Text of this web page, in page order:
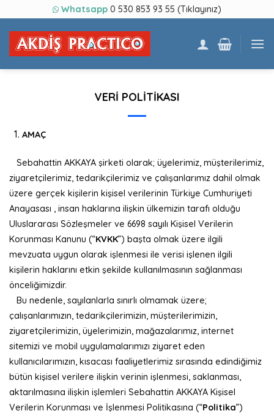
to
content
Whatsapp 0 530 853 93 55 (Tıklayınız)
VERİ POLİTİKASI
AMAÇ
Sebahattin AKKAYA şirketi olarak; üyelerimiz, müşterilerimiz,
ziyaretçilerimiz, tedarikçilerimiz ve çalışanlarımız dahil olmak
üzere gerçek kişilerin kişisel verilerinin Türkiye Cumhuriyeti
Anayasası , insan haklarına ilişkin ülkemizin tarafı olduğu
Uluslararası Sözleşmeler ve 6698 sayılı Kişisel Verilerin
Korunması Kanunu (“KVKK”) başta olmak üzere ilgili
mevzuata uygun olarak işlenmesi ile verisi işlenen ilgili
kişilerin haklarını etkin şekilde kullanılmasının sağlanması
önceliğimizdir.
Bu nedenle, sayılanlarla sınırlı olmamak üzere;
çalışanlarımızın, tedarikçilerimizin, müşterilerimizin,
ziyaretçilerimizin, üyelerimizin, mağazalarımız, internet
sitemizi ve mobil uygulamalarımızı ziyaret eden
kullanıcılarımızın, kısacası faaliyetlerimiz sırasında edindiğimiz
bütün kişisel verilere ilişkin verinin işlenmesi, saklanması,
aktarılmasına ilişkin işlemleri Sebahattin AKKAYA Kişisel
Verilerin Korunması ve İşlenmesi Politikasına (“Politika”)